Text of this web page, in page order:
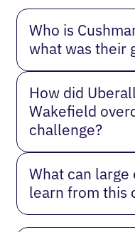
Who is
what was their
How did
Wakefield
challenge?
What can
learn from this